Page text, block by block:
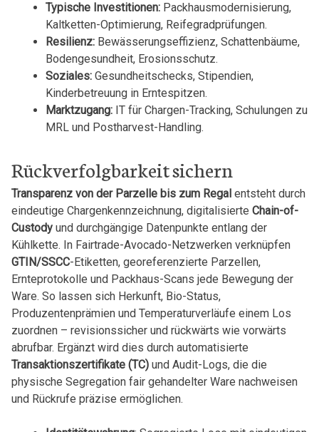
Typische Investitionen:Packhausmodernisierung,
Kaltketten-Optimierung, Reifegradprüfungen.
Resilienz:Bewässerungseffizienz, Schattenbäume,
Bodengesundheit, Erosionsschutz.
Soziales:Gesundheitschecks, Stipendien,
Kinderbetreuung in Erntespitzen.
Marktzugang:IT für Chargen-Tracking, Schulungen zu
MRL und Postharvest-Handling.
Rückverfolgbarkeit sichern
Transparenz von der Parzelle bis zum Regalentsteht durch
eindeutige Chargenkennzeichnung, digitalisierte Chain-of-
Custodyund durchgängige Datenpunkte entlang der
Kühlkette. In Fairtrade-Avocado-Netzwerken verknüpfen
GTIN/SSCC-Etiketten, georeferenzierte Parzellen,
Ernteprotokolle und Packhaus-Scans jede Bewegung der
Ware. So lassen sich Herkunft, Bio-Status,
Produzentenprämien und Temperaturverläufe einem Los
zuordnen – revisionssicher und rückwärts wie vorwärts
abrufbar. Ergänzt wird dies durch automatisierte
Transaktionszertifikate (TC)und Audit-Logs, die die
physische Segregation fair gehandelter Ware nachweisen
und Rückrufe präzise ermöglichen.